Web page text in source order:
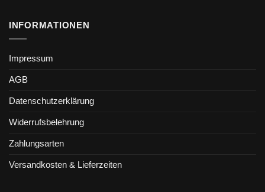
INFORMATIONEN
Impressum
AGB
Datenschutzerklärung
Widerrufsbelehrung
Zahlungsarten
Versandkosten & Lieferzeiten